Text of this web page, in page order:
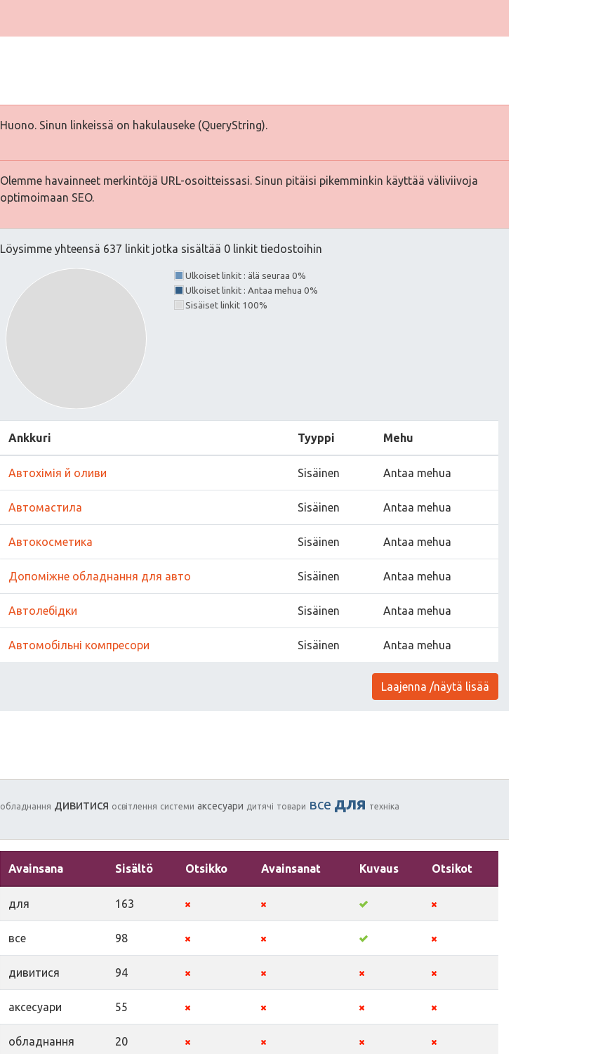
Huono. Sinun linkeissä on hakulauseke (QueryString).
Olemme havainneet merkintöjä URL-osoitteissasi. Sinun pitäisi pikemminkin käyttää väliviivoja
optimoimaan SEO.
Löysimme yhteensä 637 linkit jotka sisältää 0 linkit tiedostoihin
Ulkoiset linkit : älä seuraa 0%
Ulkoiset linkit : Antaa mehua 0%
Sisäiset linkit 100%
Ankkuri Tyyppi Mehu
Автохімія й оливи Sisäinen Antaa mehua
Автомастила Sisäinen Antaa mehua
Автокосметика Sisäinen Antaa mehua
Допоміжне обладнання для авто Sisäinen Antaa mehua
Автолебідки Sisäinen Antaa mehua
Автомобільні компресори Sisäinen Antaa mehua
Laajenna /näytä lisää
обладнання дивитися освітлення системи аксесуари дитячі товари все для техніка
Avainsana Sisältö Otsikko Avainsanat Kuvaus Otsikot
для 163
все 98
дивитися 94
аксесуари 55
обладнання 20